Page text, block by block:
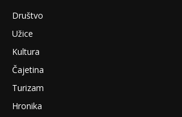
Društvo
Užice
Kultura
Čajetina
Turizam
Hronika